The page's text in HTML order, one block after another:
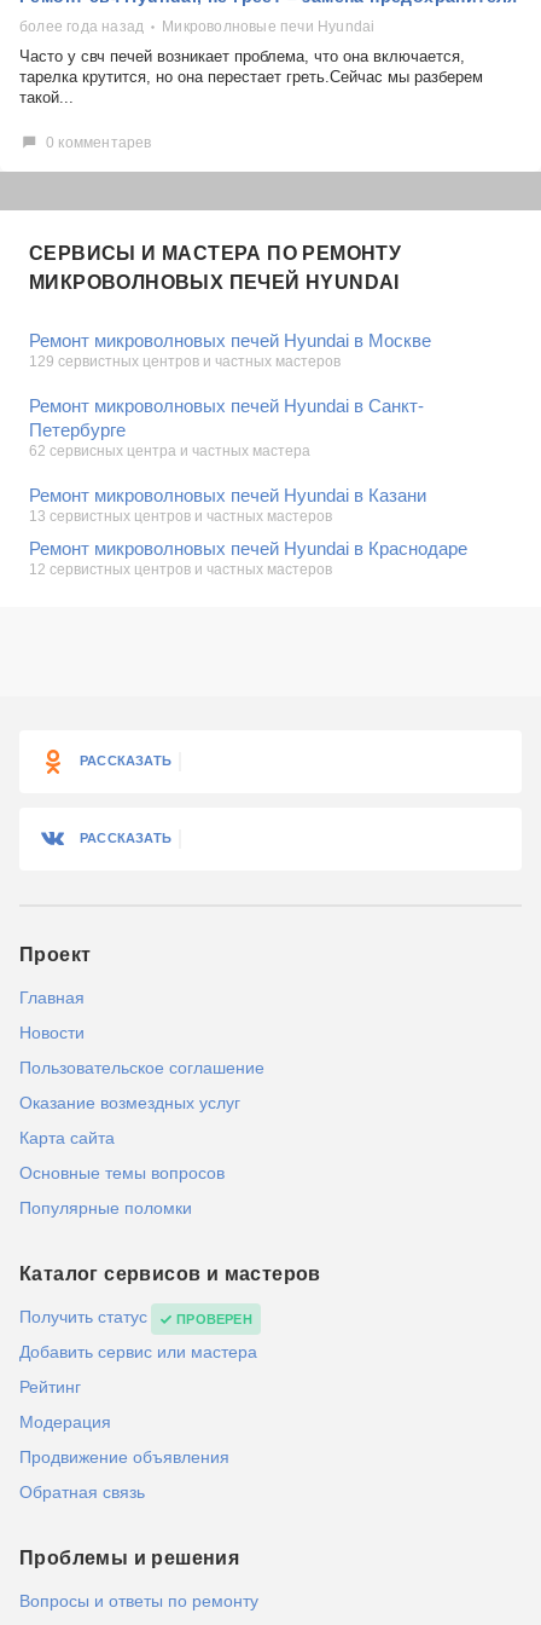
Lenovo
Philips
Apple
Показать еще
Микроволновые печи
Сотовые телефоны
Телевизоры
Стиральные машины
Ноутбуки
Холодильники
Посудомоечные машины
Наушники
Показать еще
Проблемы по тегам
Выберите...
батарея
не включается
не заряжается
Ремонт стиральных машин
более года назад Микроволновые печи Hyundai
Часто у свч печей возникает проблема, что она включается,
тарелка крутится, но она перестает греть.Сейчас мы разберем
такой...
0 комментарев
СЕРВИСЫ И МАСТЕРА ПО РЕМОНТУ
МИКРОВОЛНОВЫХ ПЕЧЕЙ HYUNDAI
Ремонт микроволновых печей Hyundai в Москве
129 сервистных центров и частных мастеров
Ремонт микроволновых печей Hyundai в Санкт-
Петербурге
62 сервисных центра и частных мастера
Ремонт микроволновых печей Hyundai в Казани
13 сервистных центров и частных мастеров
Ремонт микроволновых печей Hyundai в Краснодаре
12 сервистных центров и частных мастеров
РАССКАЗАТЬ
РАССКАЗАТЬ
Проект
Главная
Новости
Пользовательское соглашение
Оказание возмездных услуг
Карта сайта
Основные темы вопросов
Популярные поломки
Каталог сервисов и мастеров
Получить статус ПРОВЕРЕН
Добавить сервис или мастера
Рейтинг
Модерация
Продвижение объявления
Обратная связь
Проблемы и решения
Вопросы и ответы по ремонту